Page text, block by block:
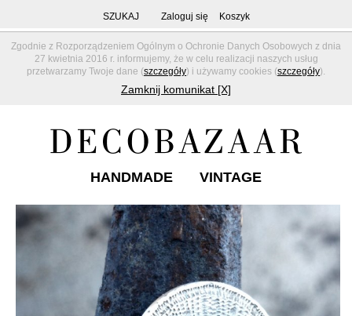
Zgodnie z Rozporządzeniem Ogólnym o Ochronie Danych Osobowych z dnia
27 kwietnia 2016 r. informujemy, że w celu realizacji naszych usług
przetwarzamy Twoje dane (szczegóły) i używamy cookies (szczegóły).
Zamknij komunikat [X]
SZUKAJ Zaloguj się Koszyk
HANDMADE VINTAGE